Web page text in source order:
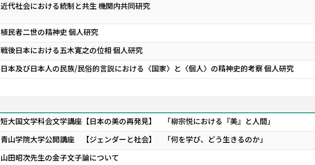
近代社会における統制と共生 機関内共同研究
植民者二世の精神史 個人研究
戦後日本における五木寛之の位相 個人研究
日本及び日本人の民族/民俗的言説における〈国家〉と〈個人〉の精神史的考察 個人研究
短大国文学科会文学講座【日本の美の再発見】 「柳宗悦における『美』と人間」
青山学院大学公開講座 【ジェンダーと社会】 「何を学び、どう生きるのか」
山田昭次先生の金子文子論について